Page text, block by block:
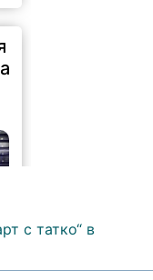
с татко“ в